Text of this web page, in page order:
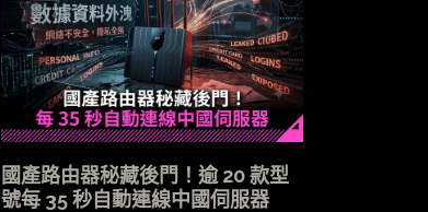
國產路由器秘藏後門！逾 20 款型
號每 35 秒自動連線中國伺服器